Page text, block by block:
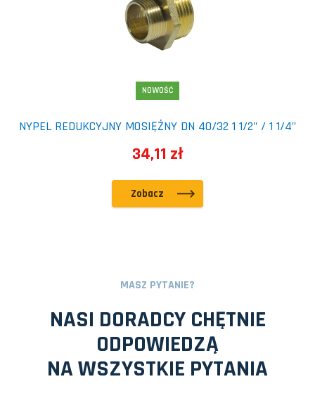
NOWOŚĆ
NYPEL REDUKCYJNY MOSIĘŻNY DN 40/32 1 1/2" / 1 1/4"
34,11 zł
Zobacz
MASZ PYTANIE?
NASI DORADCY CHĘTNIE
ODPOWIEDZĄ
NA WSZYSTKIE PYTANIA